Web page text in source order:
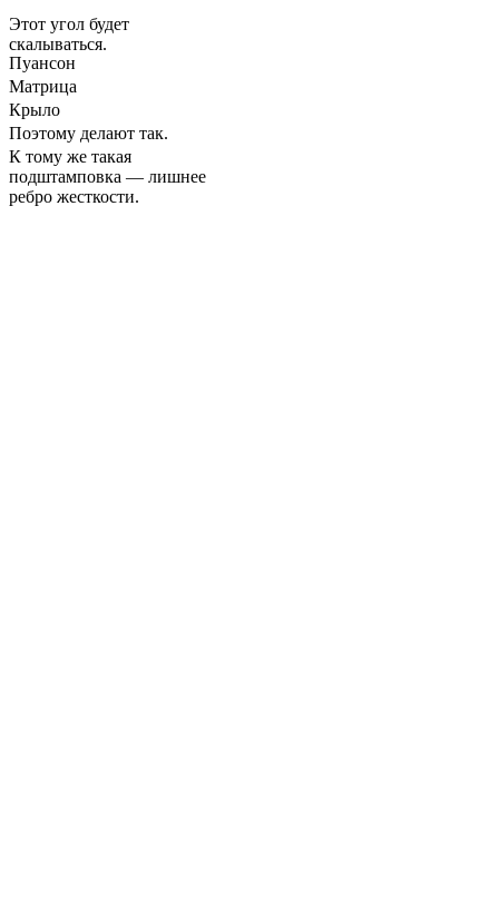
Этот угол будет
скалываться.
Пуансон
Матрица
Крыло
Поэтому делают так.
К тому же такая
подштамповка — лишнее
ребро жесткости.